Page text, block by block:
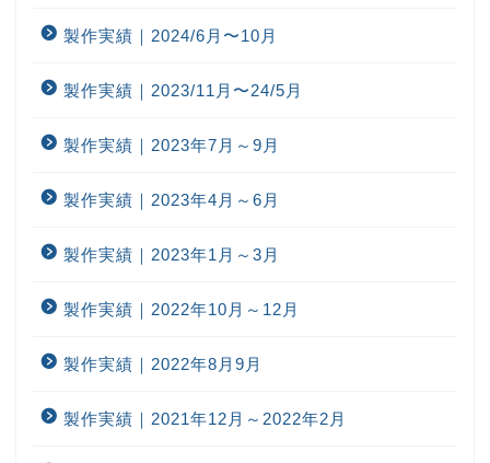
製作実績｜2024/6月〜10月
製作実績｜2023/11月〜24/5月
製作実績｜2023年7月～9月
製作実績｜2023年4月～6月
製作実績｜2023年1月～3月
製作実績｜2022年10月～12月
製作実績｜2022年8月9月
製作実績｜2021年12月～2022年2月